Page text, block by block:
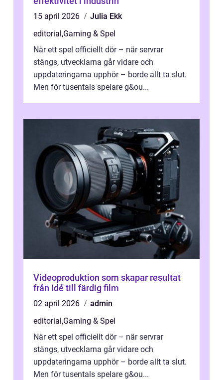
15 april 2026
Julia Ekk
editorial,Gaming & Spel
När ett spel officiellt dör – när servrar
stängs, utvecklarna går vidare och
uppdateringarna upphör – borde allt ta slut.
Men för tusentals spelare g&ou...
Videoproduktion som skapar resultat
från idé till färdig film
02 april 2026
admin
editorial,Gaming & Spel
När ett spel officiellt dör – när servrar
stängs, utvecklarna går vidare och
uppdateringarna upphör – borde allt ta slut.
Men för tusentals spelare g&ou...